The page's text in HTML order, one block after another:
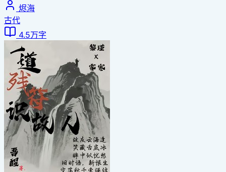
烬海
古代
4.5万字